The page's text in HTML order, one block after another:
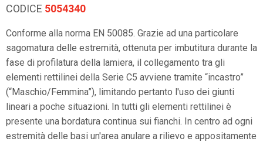
CODICE 5054340
Conforme alla norma EN 50085. Grazie ad una particolare
sagomatura delle estremità, ottenuta per imbutitura durante la
fase di profilatura della lamiera, il collegamento tra gli
elementi rettilinei della Serie C5 avviene tramite “incastro”
(“Maschio/Femmina”), limitando pertanto l'uso dei giunti
lineari a poche situazioni. In tutti gli elementi rettilinei è
presente una bordatura continua sui fianchi. In centro ad ogni
estremità delle basi un'area anulare a rilievo e appositamente